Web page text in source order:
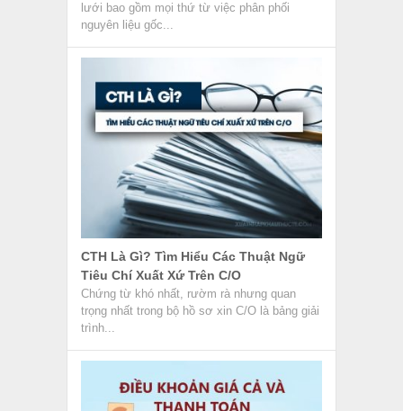
lưới bao gồm mọi thứ từ việc phân phối
nguyên liệu gốc...
CTH Là Gì? Tìm Hiểu Các Thuật Ngữ
Tiêu Chí Xuất Xứ Trên C/O
Chứng từ khó nhất, rườm rà nhưng quan
trọng nhất trong bộ hồ sơ xin C/O là bảng giải
trình...